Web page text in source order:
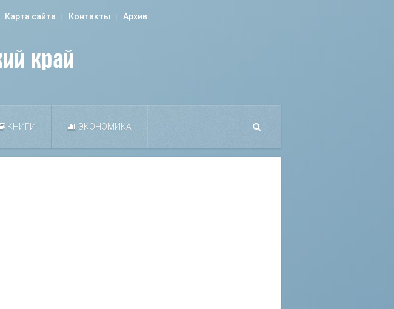
Карта сайта Контакты Архив
КНИГИ ЭКОНОМИКА